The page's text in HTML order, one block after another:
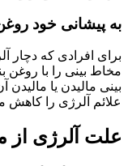
به پیشانی خود
برای افرادی که دچار
مخاط بینی را با روغن
بینی مالیدن یا
علائم آلرژی را کاهش
علت آلرژی